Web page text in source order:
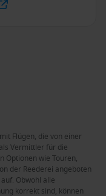
Flügen, die von einer
Vermittler für die
Optionen wie Touren,
der Reederei angeboten
Obwohl alle
korrekt sind, können